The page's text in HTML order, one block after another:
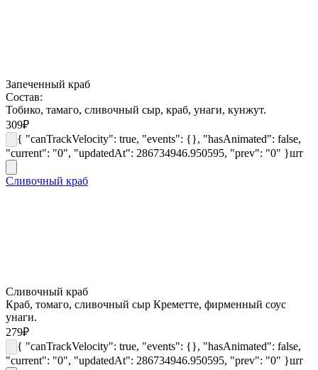
Запеченный краб
Состав:
Тобико, тамаго, сливочный сыр, краб, унаги, кунжут.
309₽
{ "canTrackVelocity": true, "events": {}, "hasAnimated": false,
"current": "0", "updatedAt": 286734946.950595, "prev": "0" }шт
Сливочный краб
Сливочный краб
Краб, томаго, сливочный сыр Креметте, фирменный соус
унаги.
279₽
{ "canTrackVelocity": true, "events": {}, "hasAnimated": false,
"current": "0", "updatedAt": 286734946.950595, "prev": "0" }шт